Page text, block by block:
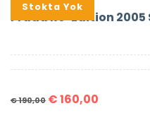
%16
Stokta Yok
Prada Re-Edition
€190,00 €160,00